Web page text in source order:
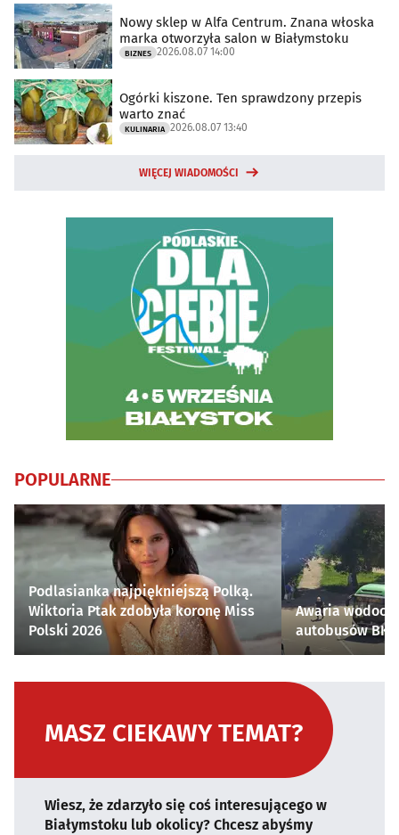
Nowy sklep w Alfa Centrum. Znana włoska
marka otworzyła salon w Białymstoku
BIZNES 2026.08.07 14:00
Ogórki kiszone. Ten sprawdzony przepis
warto znać
KULINARIA 2026.08.07 13:40
WIĘCEJ WIADOMOŚCI
POPULARNE
Podlasianka najpiękniejszą Polką.
Wiktoria Ptak zdobyła koronę Miss
Polski 2026
Awaria
autobusów
MASZ CIEKAWY TEMAT?
Wiesz, że zdarzyło się coś interesującego w
Białymstoku lub okolicy? Chcesz abyśmy